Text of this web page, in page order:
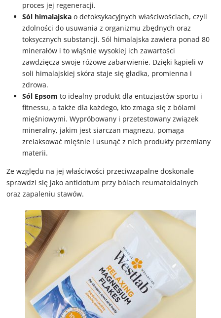
proces jej regeneracji.
Sól himalajska o detoksykacyjnych właściwościach, czyli
zdolności do usuwania z organizmu zbędnych oraz
toksycznych substancji. Sól himalajska zawiera ponad 80
minerałów i to włąśnie wysokiej ich zawartości
zawdzięcza swoje różowe zabarwienie. Dzięki kąpieli w
soli himalajskiej skóra staje się gładka, promienna i
zdrowa.
Sól Epsom to idealny produkt dla entuzjastów sportu i
fitnessu, a także dla każdego, kto zmaga się z bólami
mięśniowymi. Wypróbowany i przetestowany związek
mineralny, jakim jest siarczan magnezu, pomaga
zrelaksować mięśnie i usunąć z nich produkty przemiany
materii.
Ze względu na jej właściwości przeciwzapalne doskonale
sprawdzi się jako antidotum przy bólach reumatoidalnych
oraz zapaleniu stawów.